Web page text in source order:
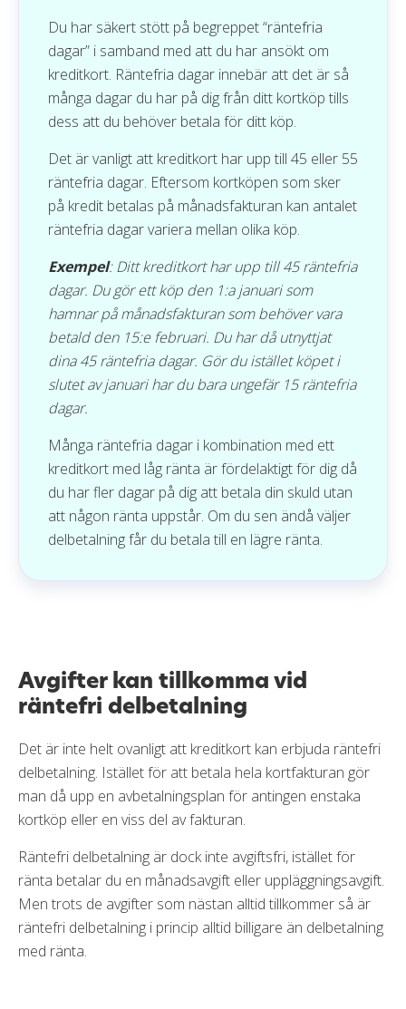
Du har säkert stött på begreppet “räntefria
dagar” i samband med att du har ansökt om
kreditkort. Räntefria dagar innebär att det är så
många dagar du har på dig från ditt kortköp tills
dess att du behöver betala för ditt köp.
Det är vanligt att kreditkort har upp till 45 eller 55
räntefria dagar. Eftersom kortköpen som sker
på kredit betalas på månadsfakturan kan antalet
räntefria dagar variera mellan olika köp.
Exempel: Ditt kreditkort har upp till 45 räntefria
dagar. Du gör ett köp den 1:a januari som
hamnar på månadsfakturan som behöver vara
betald den 15:e februari. Du har då utnyttjat
dina 45 räntefria dagar. Gör du istället köpet i
slutet av januari har du bara ungefär 15 räntefria
dagar.
Många räntefria dagar i kombination med ett
kreditkort med låg ränta är fördelaktigt för dig då
du har fler dagar på dig att betala din skuld utan
att någon ränta uppstår. Om du sen ändå väljer
delbetalning får du betala till en lägre ränta.
Avgifter kan tillkomma vid
räntefri delbetalning
Det är inte helt ovanligt att kreditkort kan erbjuda räntefri
delbetalning. Istället för att betala hela kortfakturan gör
man då upp en avbetalningsplan för antingen enstaka
kortköp eller en viss del av fakturan.
Räntefri delbetalning är dock inte avgiftsfri, istället för
ränta betalar du en månadsavgift eller uppläggningsavgift.
Men trots de avgifter som nästan alltid tillkommer så är
räntefri delbetalning i princip alltid billigare än delbetalning
med ränta.